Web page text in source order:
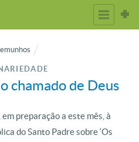
chamado de Deus
preparação a este mês, à
do Santo Padre sobre ‘Os